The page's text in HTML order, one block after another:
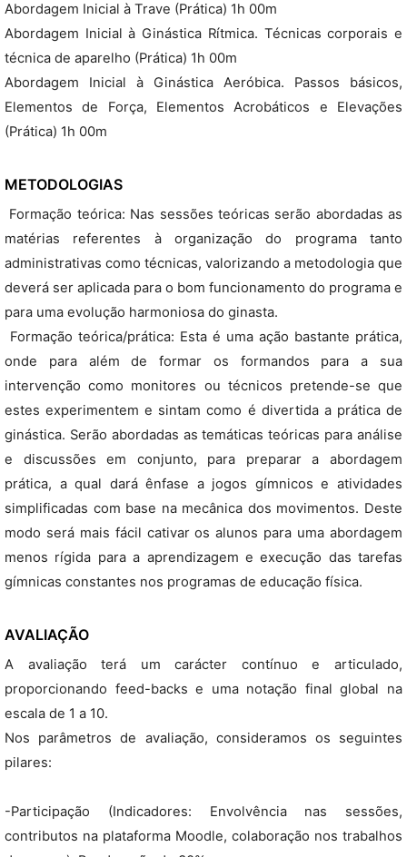
Abordagem Inicial à Trave (Prática) 1h 00m
Abordagem Inicial à Ginástica Rítmica. Técnicas corporais e
técnica de aparelho (Prática) 1h 00m
Abordagem Inicial à Ginástica Aeróbica. Passos básicos,
Elementos de Força, Elementos Acrobáticos e Elevações
(Prática) 1h 00m
METODOLOGIAS
 Formação teórica: Nas sessões teóricas serão abordadas as
matérias referentes à organização do programa tanto
administrativas como técnicas, valorizando a metodologia que
deverá ser aplicada para o bom funcionamento do programa e
para uma evolução harmoniosa do ginasta.
 Formação teórica/prática: Esta é uma ação bastante prática,
onde para além de formar os formandos para a sua
intervenção como monitores ou técnicos pretende-se que
estes experimentem e sintam como é divertida a prática de
ginástica. Serão abordadas as temáticas teóricas para análise
e discussões em conjunto, para preparar a abordagem
prática, a qual dará ênfase a jogos gímnicos e atividades
simplificadas com base na mecânica dos movimentos. Deste
modo será mais fácil cativar os alunos para uma abordagem
menos rígida para a aprendizagem e execução das tarefas
gímnicas constantes nos programas de educação física.
AVALIAÇÃO
A avaliação terá um carácter contínuo e articulado,
proporcionando feed-backs e uma notação final global na
escala de 1 a 10.
Nos parâmetros de avaliação, consideramos os seguintes
pilares:
-Participação (Indicadores: Envolvência nas sessões,
contributos na plataforma Moodle, colaboração nos trabalhos